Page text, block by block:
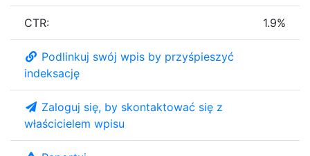
CTR: 1.9%
Podlinkuj swój wpis by przyśpieszyć
indeksację
Zaloguj się, by skontaktować się z
właścicielem wpisu